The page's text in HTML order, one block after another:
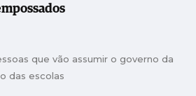
que vão assumir o governo da
das escolas